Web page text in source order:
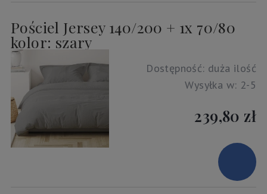
Pościel Jersey 140/200 + 1x 70/80
kolor: szary
Dostępność: duża ilość
Wysyłka w: 2-5
239,80 zł